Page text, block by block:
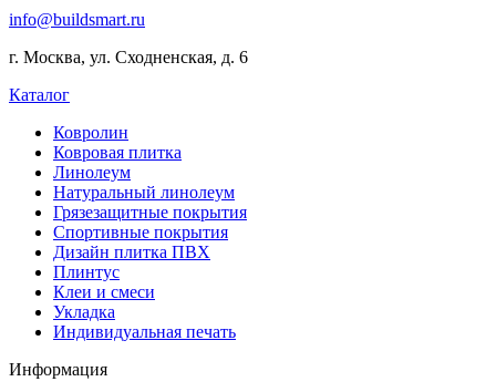
best
online
offering
wide
range
games
features.
info@buildsmart.ru
г. Москва, ул. Сходненская, д. 6
Каталог
Ковролин
Ковровая плитка
Линолеум
Натуральный линолеум
Грязезащитные покрытия
Спортивные покрытия
Дизайн плитка ПВХ
Плинтус
Клеи и смеси
Укладка
Индивидуальная печать
Информация